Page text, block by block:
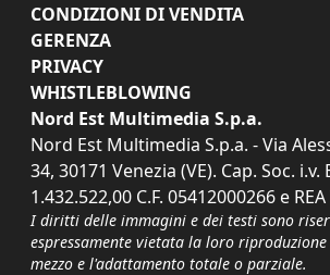
CONDIZIONI DI VENDITA
GERENZA
PRIVACY
WHISTLEBLOWING
Nord Est Multimedia S.p.a.
Nord Est Multimedia S.p.a. - Via
34, 30171 Venezia (VE). Cap. Soc. i.v.
1.432.522,00 C.F. 05412000266 e
I diritti delle immagini e dei testi sono
espressamente vietata la loro
mezzo e l'adattamento totale o parziale.